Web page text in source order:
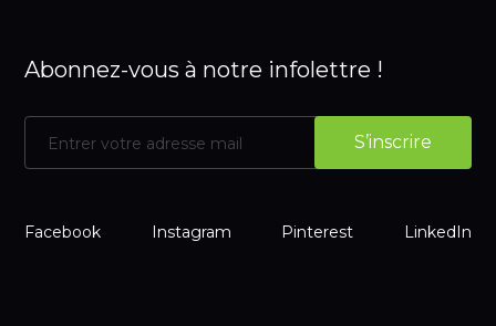
Abonnez-vous à notre infolettre !
Facebook Instagram Pinterest LinkedIn